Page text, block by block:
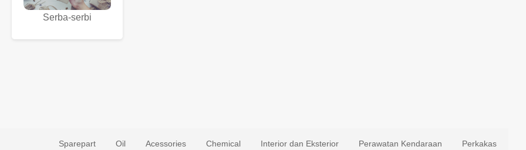
Serba-serbi
Sparepart Oil Acessories Chemical Interior dan Eksterior Perawatan Kendaraan Perkakas